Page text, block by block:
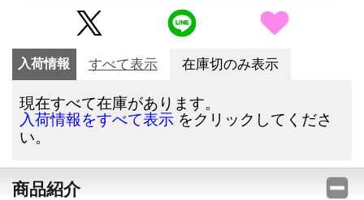
入荷情報 すべて表示 在庫切のみ表示
現在すべて在庫があります。
入荷情報をすべて表示 をクリックしてくださ
い。
商品紹介